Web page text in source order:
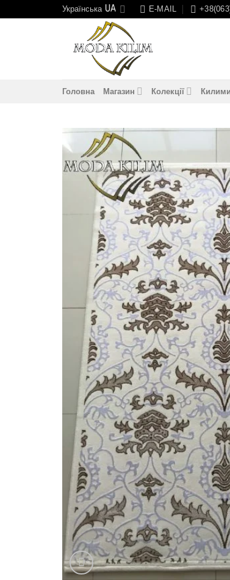
Українська E-MAIL
Головна Магазин Колекції Килими